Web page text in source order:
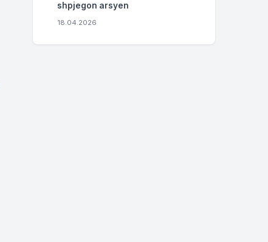
shpjegon arsyen
18.04.2026